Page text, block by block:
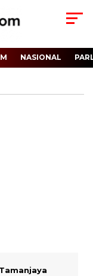
NASIONAL